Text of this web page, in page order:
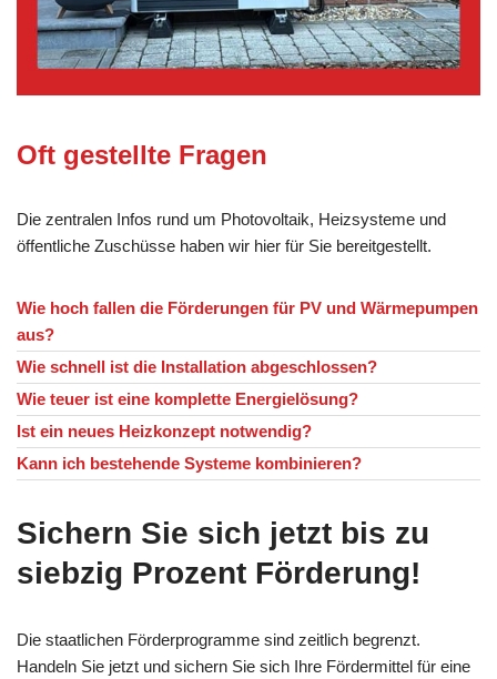
Oft gestellte Fragen
Die zentralen Infos rund um Photovoltaik, Heizsysteme und
öffentliche Zuschüsse haben wir hier für Sie bereitgestellt.
Wie hoch fallen die Förderungen für PV und Wärmepumpen
aus?
Wie schnell ist die Installation abgeschlossen?
Wie teuer ist eine komplette Energielösung?
Ist ein neues Heizkonzept notwendig?
Kann ich bestehende Systeme kombinieren?
Sichern Sie sich jetzt bis zu
siebzig Prozent Förderung!
Die staatlichen Förderprogramme sind zeitlich begrenzt.
Handeln Sie jetzt und sichern Sie sich Ihre Fördermittel für eine